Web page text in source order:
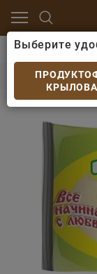
Заморозка
Тесто
Выберите
КРЫЛОВА